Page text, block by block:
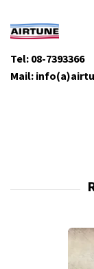
Tel: 08-7393366
Mail: